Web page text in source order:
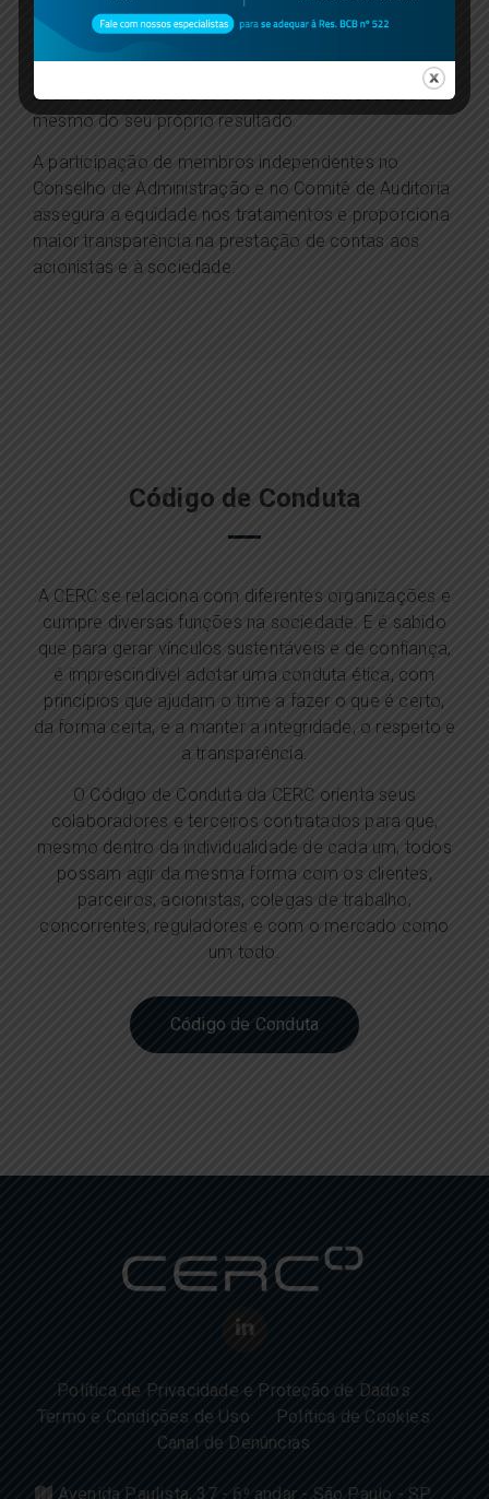
É aplicando os princípios da governança corporativa
no seu dia a dia que a CERC garante que o impacto
social está acima de todos os seus interesses, até
mesmo do seu próprio resultado.
A participação de membros independentes no
Conselho de Administração e no Comitê de Auditoria
assegura a equidade nos tratamentos e proporciona
maior transparência na prestação de contas aos
acionistas e à sociedade.
Código de Conduta
A CERC se relaciona com diferentes organizações e
cumpre diversas funções na sociedade. E é sabido
que para gerar vínculos sustentáveis e de confiança,
é imprescindível adotar uma conduta ética, com
princípios que ajudam o time a fazer o que é certo,
da forma certa, e a manter a integridade, o respeito e
a transparência.
O Código de Conduta da CERC orienta seus
colaboradores e terceiros contratados para que,
mesmo dentro da individualidade de cada um, todos
possam agir da mesma forma com os clientes,
parceiros, acionistas, colegas de trabalho,
concorrentes, reguladores e com o mercado como
um todo.
Código de Conduta
Política de Privacidade e Proteção de Dados
Termo e Condições de Uso
Política de Cookies
Canal de Denúncias
Avenida Paulista, 37 - 6⁰ andar - São Paulo - SP